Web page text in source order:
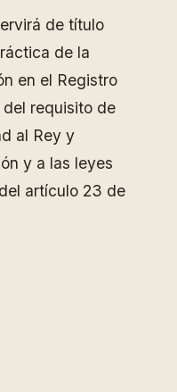
de título
de la
en el Registro
requisito de
al Rey y
y a las leyes
artículo 23 de